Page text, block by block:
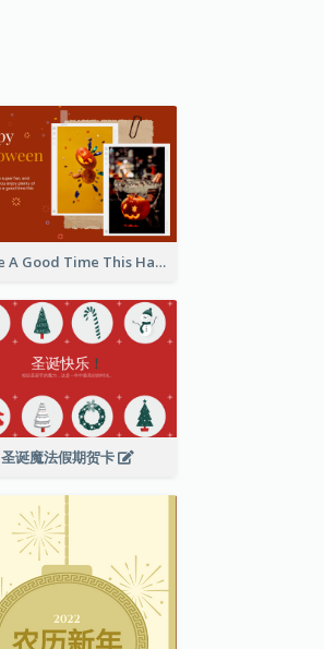
Have A Good Time This Halloween Greeting Card
圣诞魔法假期贺卡